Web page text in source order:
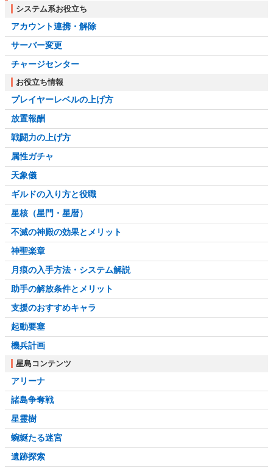
システム系お役立ち
アカウント連携・解除
サーバー変更
チャージセンター
お役立ち情報
プレイヤーレベルの上げ方
放置報酬
戦闘力の上げ方
属性ガチャ
天象儀
ギルドの入り方と役職
星核（星門・星暦）
不滅の神殿の効果とメリット
神聖楽章
月痕の入手方法・システム解説
助手の解放条件とメリット
支援のおすすめキャラ
起動要塞
機兵計画
星島コンテンツ
アリーナ
諸島争奪戦
星霊樹
蜿蜒たる迷宮
遺跡探索